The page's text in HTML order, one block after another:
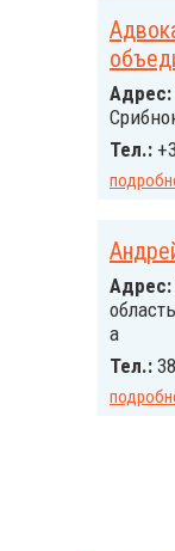
Адрес:
Тел.:
Адрес:
а
Тел.: